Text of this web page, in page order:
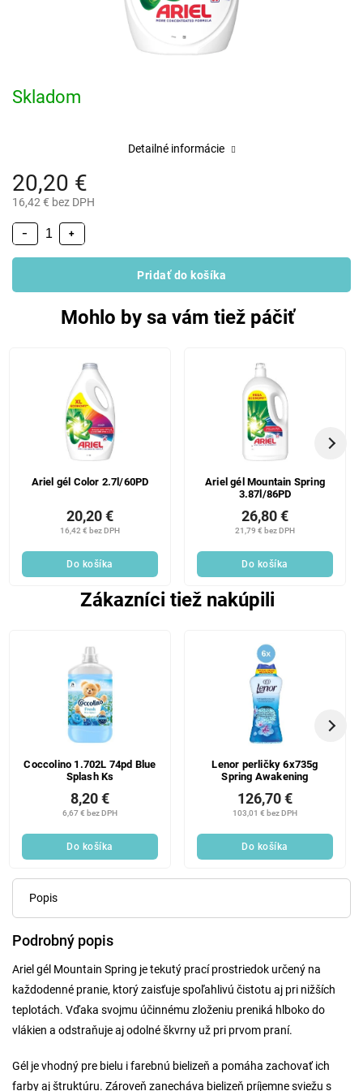
20,20 €
16,42 € bez DPH
Skladom
+
−
Pridať do košíka
Detailné informácie
Mohlo by sa vám tiež páčiť
Ariel gél Color 2.7l/60PD
16,42 € bez DPH
20,20 €
Do košíka
Ariel gél Mountain Spring
3.87l/86PD
21,79 € bez DPH
26,80 €
Do košíka
Zákazníci tiež nakúpili
Coccolino 1.702L 74pd Blue
Splash Ks
6,67 € bez DPH
8,20 €
Do košíka
Lenor perličky 6x735g
Spring Awakening
103,01 € bez DPH
126,70 €
Do košíka
Popis
Podrobný popis
Ariel gél Mountain Spring je tekutý prací prostriedok určený na
každodenné pranie, ktorý zaisťuje spoľahlivú čistotu aj pri nižších
teplotách. Vďaka svojmu účinnému zloženiu preniká hlboko do
vlákien a odstraňuje aj odolné škvrny už pri prvom praní.
Gél je vhodný pre bielu i farebnú bielizeň a pomáha zachovať ich
farby aj štruktúru. Zároveň zanecháva bielizeň príjemne sviežu s